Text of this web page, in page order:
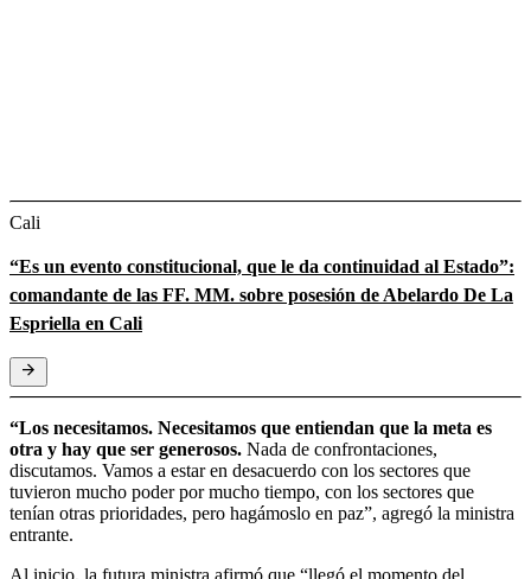
Cali
“Es un evento constitucional, que le da continuidad al Estado”:
comandante de las FF. MM. sobre posesión de Abelardo De La
Espriella en Cali
“Los necesitamos. Necesitamos que entiendan que la meta es
otra y hay que ser generosos. Nada de confrontaciones,
discutamos. Vamos a estar en desacuerdo con los sectores que
tuvieron mucho poder por mucho tiempo, con los sectores que
tenían otras prioridades, pero hagámoslo en paz”, agregó la ministra
entrante.
Al inicio, la futura ministra afirmó que “llegó el momento del